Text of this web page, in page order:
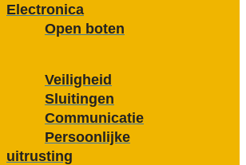
Electronica
Open boten
Veiligheid
Sluitingen
Communicatie
Persoonlijke
uitrusting